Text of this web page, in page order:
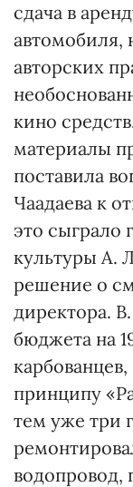
сдача в
автомобиля,
авторских
кино
материалы
поставила
Чаадаева к
это сыграло
культуры А.
решение о
директора.
бюджета на
принципу
тем уже три
водопровод,